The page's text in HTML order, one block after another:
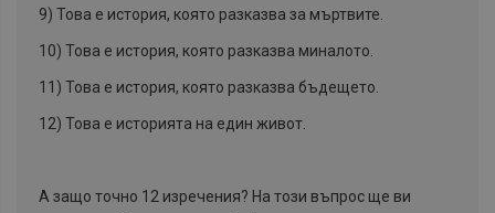
9) Това е история, която разказва за мъртвите.
10) Това е история, която разказва миналото.
11) Това е история, която разказва бъдещето.
12) Това е историята на един живот.
А защо точно 12 изречения? На този въпрос ще ви